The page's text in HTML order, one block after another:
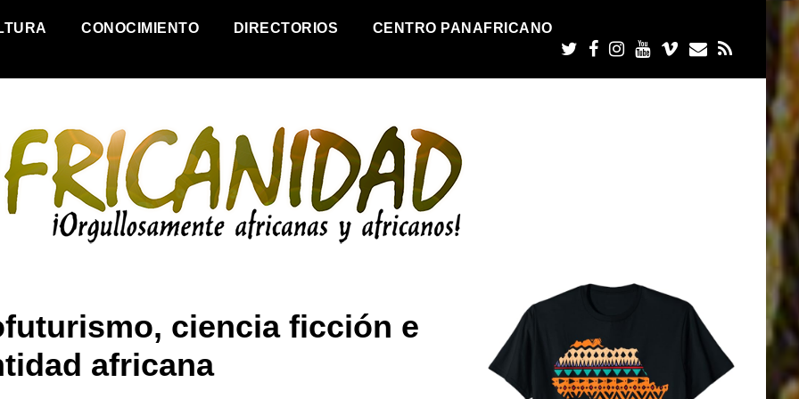
CONOCIMIENTO DIRECTORIOS CENTRO PANAFRICANO
ciencia ficción e
africana